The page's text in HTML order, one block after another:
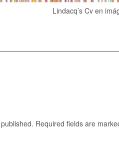
Lindacq’s Cv en
Required fields are